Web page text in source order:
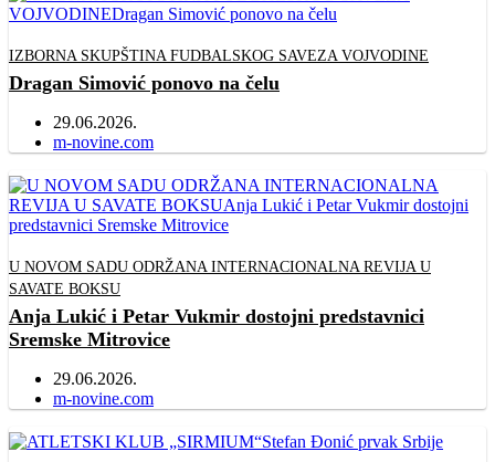
IZBORNA SKUPŠTINA FUDBALSKOG SAVEZA VOJVODINE
Dragan Simović ponovo na čelu
29.06.2026.
Author
m-novine.com
U NOVOM SADU ODRŽANA INTERNACIONALNA REVIJA U
SAVATE BOKSU
Anja Lukić i Petar Vukmir dostojni predstavnici
Sremske Mitrovice
29.06.2026.
Author
m-novine.com